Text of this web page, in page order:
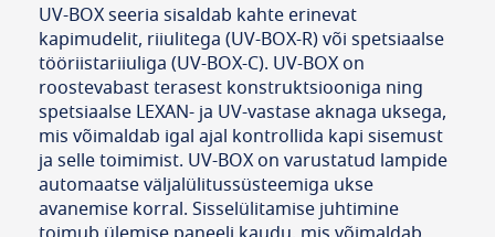
UV-BOX seeria sisaldab kahte erinevat
kapimudelit, riiulitega (UV-BOX-R) või spetsiaalse
tööriistariiuliga (UV-BOX-C). UV-BOX on
roostevabast terasest konstruktsiooniga ning
spetsiaalse LEXAN- ja UV-vastase aknaga uksega,
mis võimaldab igal ajal kontrollida kapi sisemust
ja selle toimimist. UV-BOX on varustatud lampide
automaatse väljalülitussüsteemiga ukse
avanemise korral. Sisselülitamise juhtimine